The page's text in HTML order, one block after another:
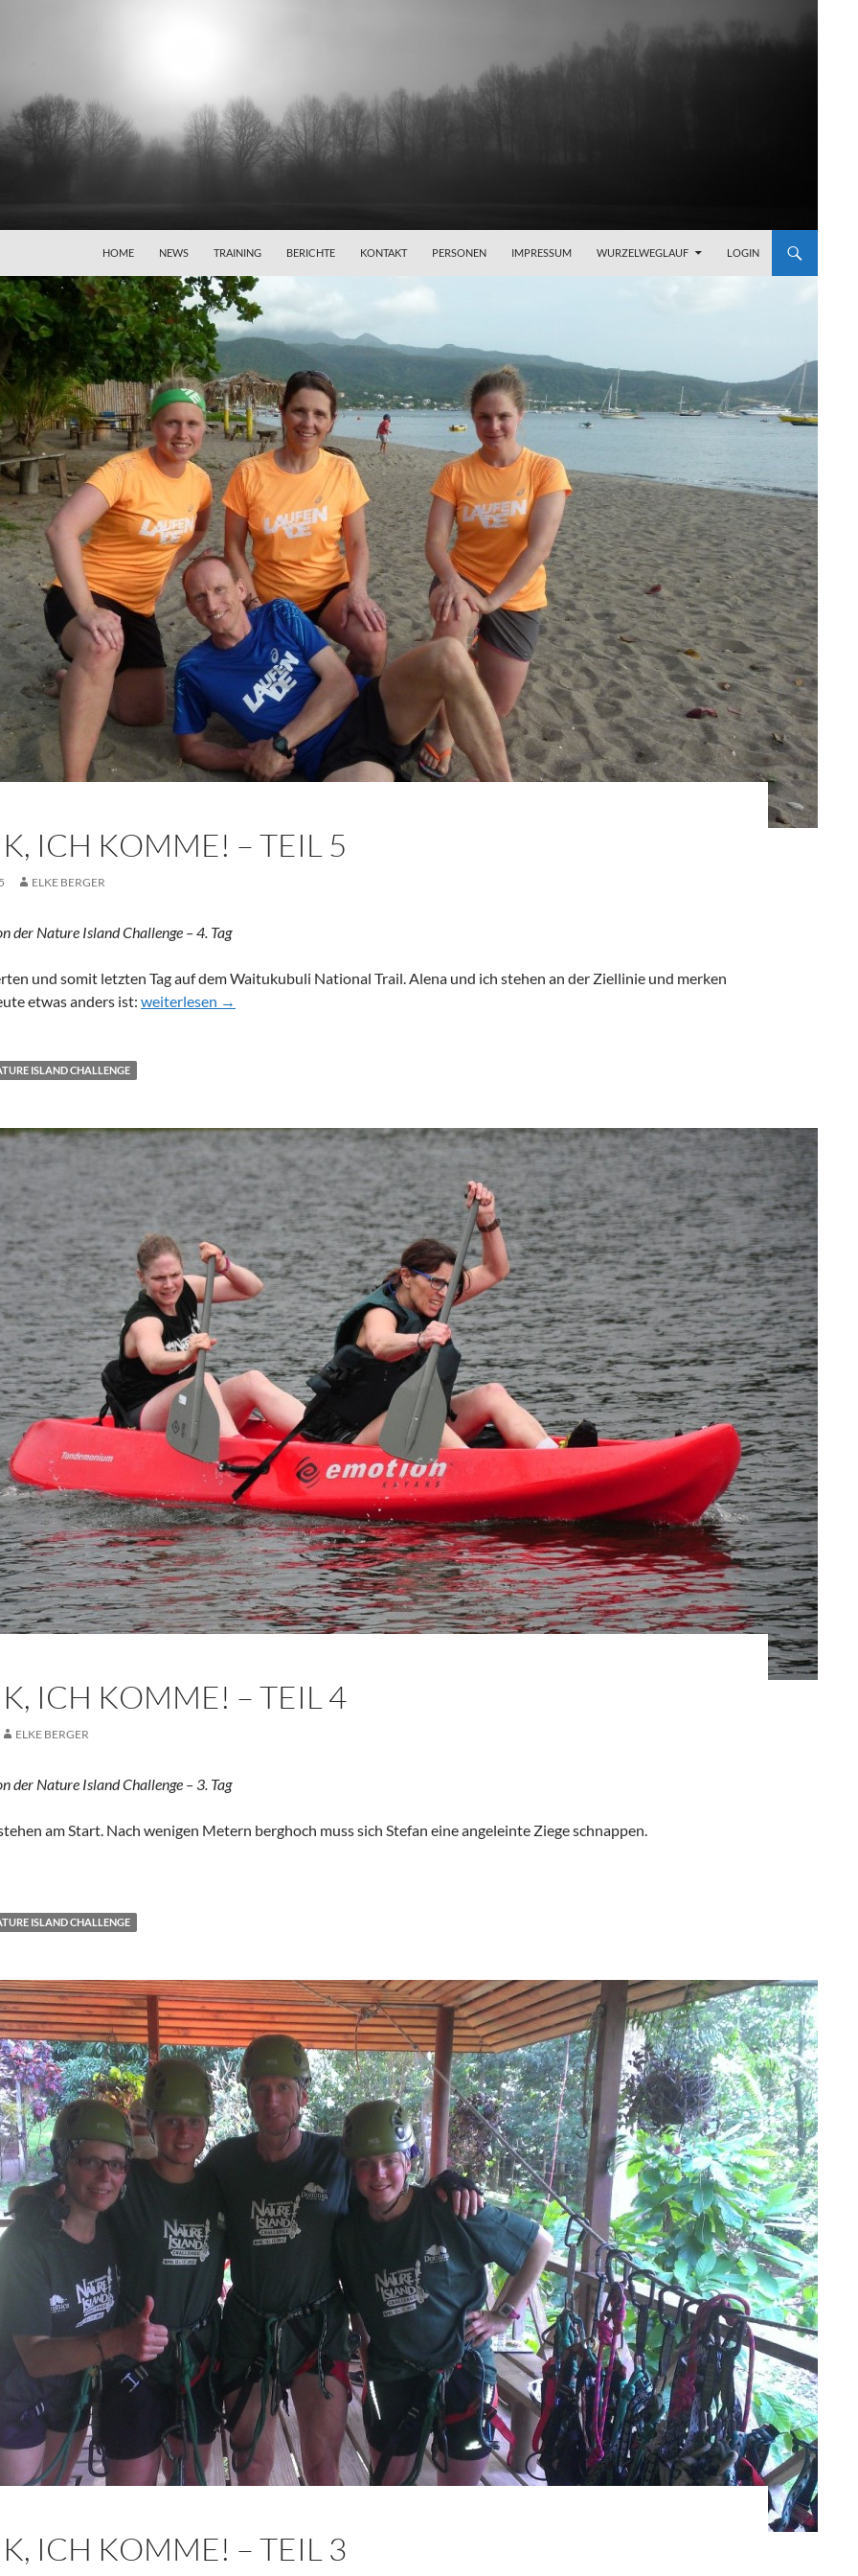
HOME NEWS TRAINING BERICHTE KONTAKT PERSONEN IMPRESSUM WURZELWEGLAUF LOGIN
ICH KOMME! – TEIL 5
ELKE BERGER
der Nature Island Challenge – 4. Tag
und somit letzten Tag auf dem Waitukubuli National Trail. Alena und ich stehen an der Ziellinie und merken
etwas anders ist: Karibik, ich komme! – Teil 5
weiterlesen →
ISLAND CHALLENGE
ICH KOMME! – TEIL 4
ELKE BERGER
der Nature Island Challenge – 3. Tag
am Start. Nach wenigen Metern berghoch muss sich Stefan eine angeleinte Ziege schnappen.
– Teil 4
ISLAND CHALLENGE
ICH KOMME! – TEIL 3